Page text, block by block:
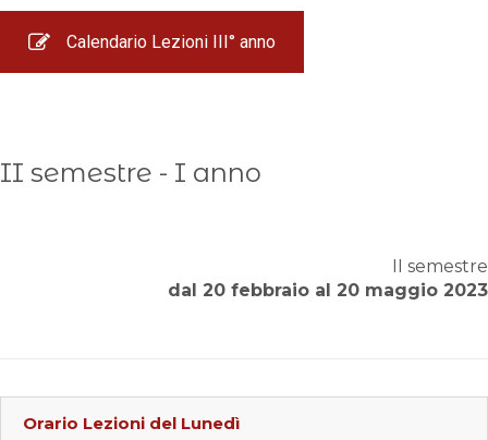
Calendario Lezioni III° anno
II semestre - I anno
II semestre
dal 20 febbraio al 20 maggio 2023
Orario Lezioni del Lunedì